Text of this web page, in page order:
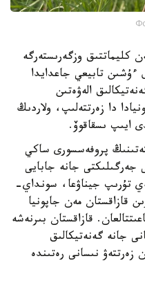
كليماتتىق وزگەرىستەرگە
ءۇشىن تابيعي جاعدايدا
الەۋەتىن
دا زەرتتەلىپ، ولاردىڭ
ايىپ ىسقاقوۆ.
پروفەسسورى ساكي
جەرگىلىكتى جانە جابايى
تۇرىپ جيناۋعا، سونداي-
قازاقستان مەن جاپونيا
قازاقستان بىرنەشە
جانە گەنەتيكالىق
زەرتتەۋ نىسانى رەتىندە